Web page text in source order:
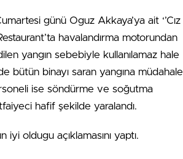
günü Oguz Akkaya’ya ait ‘’Cız
Restaurant’ta havalandırma motorundan
yangın sebebiyle kullanılamaz hale
bütün binayı saran yangına müdahale
ise söndürme ve soğutma
hafif şekilde yaralandı.
oldugu açıklamasını yaptı.